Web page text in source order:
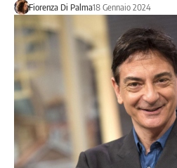
Fiorenza Di Palma18 Gennaio 2024